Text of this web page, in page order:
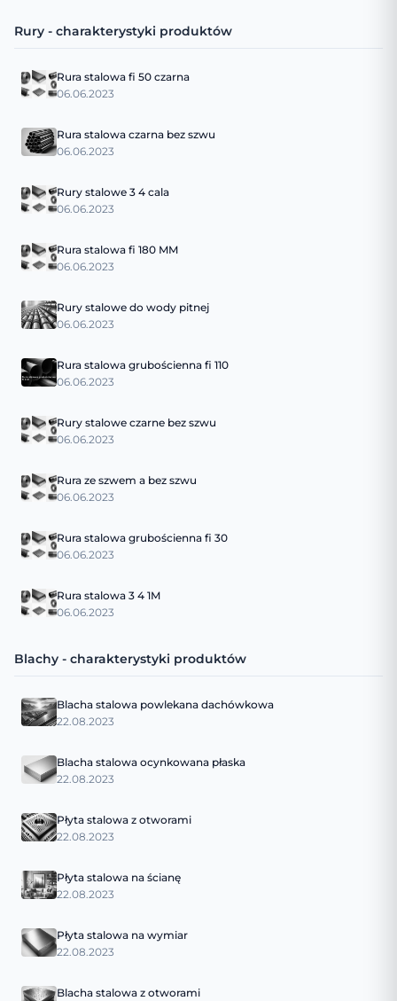
Rury - charakterystyki produktów
Rura stalowa fi 50 czarna
06.06.2023
Rura stalowa czarna bez szwu
06.06.2023
Rury stalowe 3 4 cala
06.06.2023
Rura stalowa fi 180 MM
06.06.2023
Rury stalowe do wody pitnej
06.06.2023
Rura stalowa grubościenna fi 110
06.06.2023
Rury stalowe czarne bez szwu
06.06.2023
Rura ze szwem a bez szwu
06.06.2023
Rura stalowa grubościenna fi 30
06.06.2023
Rura stalowa 3 4 1M
06.06.2023
Blachy - charakterystyki produktów
Blacha stalowa powlekana dachówkowa
22.08.2023
Blacha stalowa ocynkowana płaska
22.08.2023
Płyta stalowa z otworami
22.08.2023
Płyta stalowa na ścianę
22.08.2023
Płyta stalowa na wymiar
22.08.2023
Blacha stalowa z otworami